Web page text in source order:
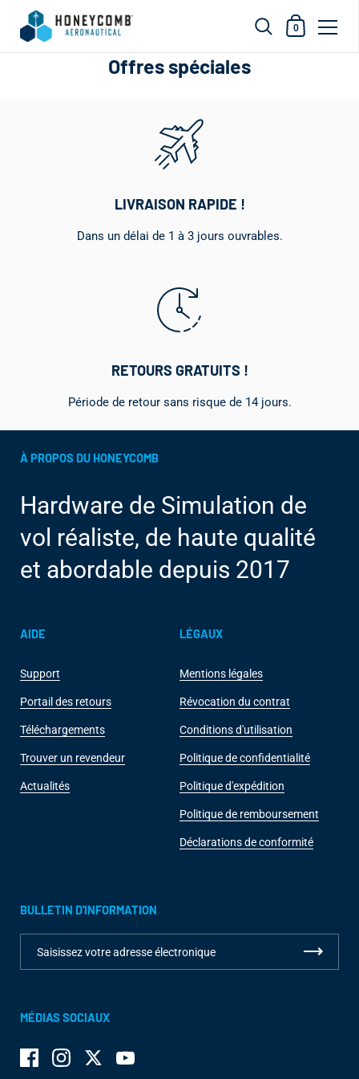
Panier
0
Offres spéciales
LIVRAISON RAPIDE !
Dans un délai de 1 à 3 jours ouvrables.
RETOURS GRATUITS !
Période de retour sans risque de 14 jours.
À PROPOS DU HONEYCOMB
Hardware de Simulation de
vol réaliste, de haute qualité
et abordable depuis 2017
AIDE
Support
Portail des retours
Téléchargements
Trouver un revendeur
Actualités
LÉGAUX
Mentions légales
Révocation du contrat
Conditions d'utilisation
Politique de confidentialité
Politique d'expédition
Politique de remboursement
Déclarations de conformité
BULLETIN D'INFORMATION
MÉDIAS SOCIAUX
FacebookInstagramTwitterYouTube